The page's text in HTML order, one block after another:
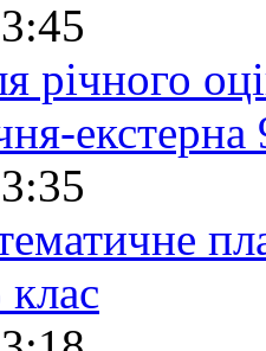
річного
екстерна